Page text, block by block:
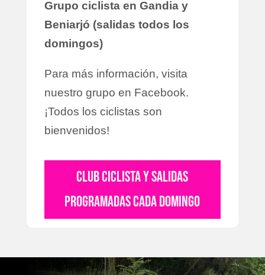
Grupo ciclista en Gandia y
Beniarjó (salidas todos los
domingos)
Para más información, visita
nuestro grupo en Facebook.
¡Todos los ciclistas son
bienvenidos!
CLUB CICLISTA Y SALIDAS
PROGRAMADAS CADA DOMINGO